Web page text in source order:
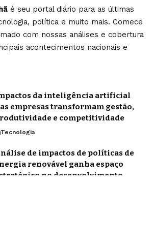
é seu portal diário para as últimas
política e muito mais. Comece
com nossas análises e cobertura
acontecimentos nacionais e
da inteligência artificial
empresas transformam gestão,
e competitividade
Tecnologia
de impactos de políticas de
renovável ganha espaço
no desenvolvimento